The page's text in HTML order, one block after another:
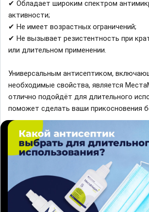
✔ Обладает широким спектром
активности;
✔ Не имеет возрастных ограничений;
✔ Не вызывает резистентность при
или длительном применении.
Универсальным антисептиком,
необходимые свойства, является
отлично подойдёт для длительного
поможет сделать ваши прикосновения